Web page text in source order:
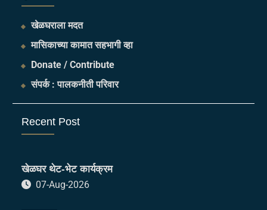
खेळघराला मदत
मासिकाच्या कामात सहभागी व्हा
Donate / Contribute
संपर्क : पालकनीती परिवार
Recent Post
खेळघर थेट-भेट कार्यक्रम
07-Aug-2026